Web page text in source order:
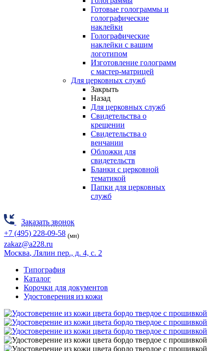
Готовые голограммы и
голографические
наклейки
Голографические
наклейки с вашим
логотипом
Изготовление голограмм
с мастер-матрицей
Для церковных служб
Закрыть
Назад
Для церковных служб
Свидетельства о
крещении
Свидетельства о
венчании
Обложки для
свидетельств
Бланки с церковной
тематикой
Папки для церковных
служб
Заказать звонок
+7 (495) 228-09-58 (мн)
zakaz@a228.ru
Москва, Лялин пер., д. 4, с. 2
Типография
Каталог
Корочки для документов
Удостоверения из кожи